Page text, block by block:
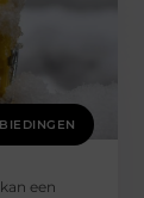
een